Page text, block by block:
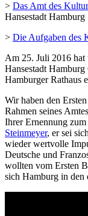
> Das Amt des
Hansestadt Hamburg
> Die Aufgaben des
Am 25. Juli 2016 hat
Hansestadt
Hamburger Rathaus
Wir haben den
Rahmen seines
Ihrer Ernennung
Steinmeyer, er sei
wieder wertvolle
Deutsche und
wollten vom Ersten
sich Hamburg in den